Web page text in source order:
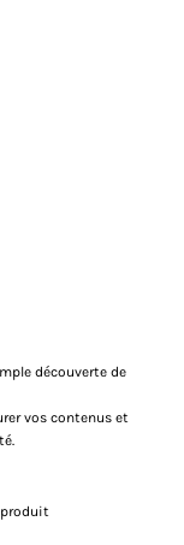
découverte de
vos contenus et